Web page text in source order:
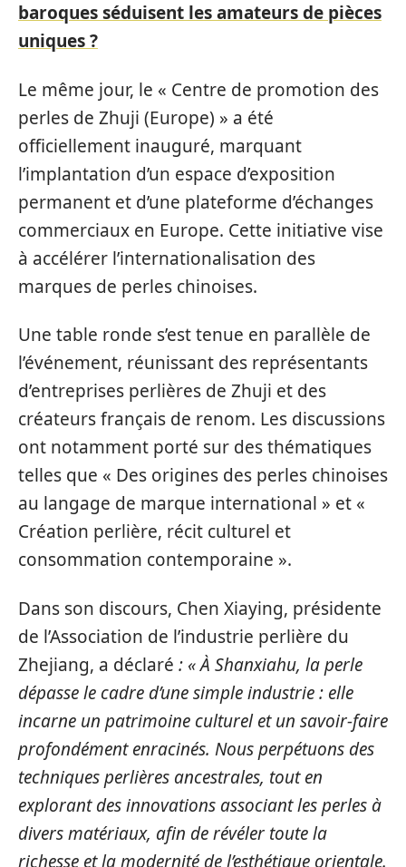
baroques séduisent les amateurs de pièces
uniques ?
Le même jour, le « Centre de promotion des
perles de Zhuji (Europe) » a été
officiellement inauguré, marquant
l’implantation d’un espace d’exposition
permanent et d’une plateforme d’échanges
commerciaux en Europe. Cette initiative vise
à accélérer l’internationalisation des
marques de perles chinoises.
Une table ronde s’est tenue en parallèle de
l’événement, réunissant des représentants
d’entreprises perlières de Zhuji et des
créateurs français de renom. Les discussions
ont notamment porté sur des thématiques
telles que « Des origines des perles chinoises
au langage de marque international » et «
Création perlière, récit culturel et
consommation contemporaine ».
Dans son discours, Chen Xiaying, présidente
de l’Association de l’industrie perlière du
Zhejiang, a déclaré : « À Shanxiahu, la perle
dépasse le cadre d’une simple industrie : elle
incarne un patrimoine culturel et un savoir-faire
profondément enracinés. Nous perpétuons des
techniques perlières ancestrales, tout en
explorant des innovations associant les perles à
divers matériaux, afin de révéler toute la
richesse et la modernité de l’esthétique orientale.